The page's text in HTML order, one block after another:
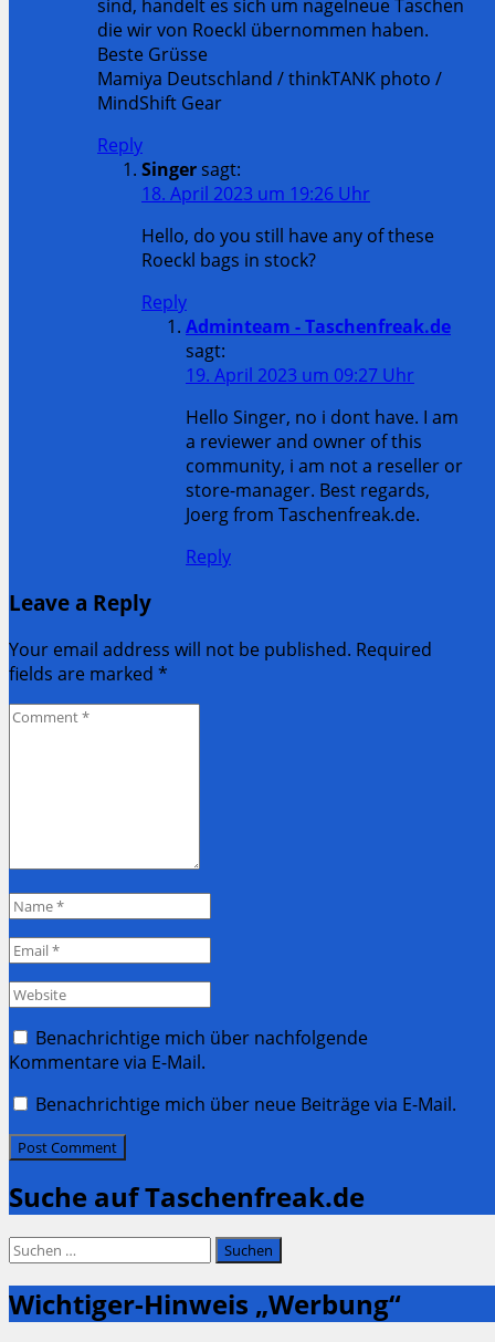
sind, handelt es sich um nagelneue Taschen
die wir von Roeckl übernommen haben.
Beste Grüsse
Mamiya Deutschland / thinkTANK photo /
MindShift Gear
Reply
Singersagt:
18. April 2023 um 19:26 Uhr
Hello, do you still have any of these
Roeckl bags in stock?
Reply
Adminteam - Taschenfreak.de
sagt:
19. April 2023 um 09:27 Uhr
Hello Singer, no i dont have. I am
a reviewer and owner of this
community, i am not a reseller or
store-manager. Best regards,
Joerg from Taschenfreak.de.
Reply
Leave a Reply
Your email address will not be published. Required
fields are marked *
Comment
Name
Email
Website
Benachrichtige mich über nachfolgende
Kommentare via E-Mail.
Benachrichtige mich über neue Beiträge via E-Mail.
Suche auf Taschenfreak.de
Suchen
Wichtiger-Hinweis „Werbung“